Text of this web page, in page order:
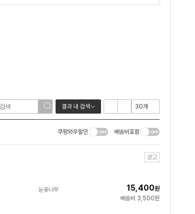
결과 내 검색
쿠팡와우할인 배송비포함
광고
눈꽃나무 15,400원
배송비 3,500원